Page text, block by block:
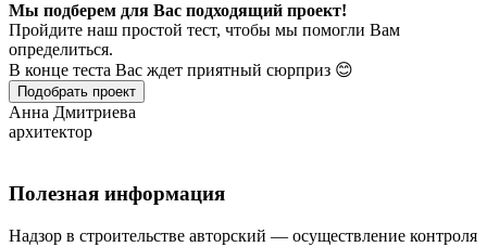
Мы подберем для Вас подходящий проект!
Пройдите наш простой тест, чтобы мы помогли Вам
определиться.
В конце теста Вас ждет приятный сюрприз 😊
Подобрать проект
Анна Дмитриева
архитектор
Полезная информация
Надзор в строительстве авторский — осуществление контроля